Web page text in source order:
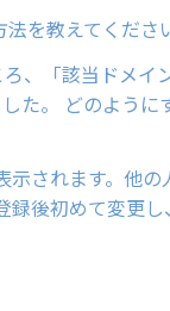
を教えてくださ
、「該当ドメイ
た。 どのように
されます。他の
録後初めて変更